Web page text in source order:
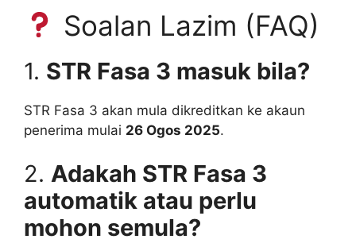
Soalan Lazim (FAQ)
1. STR Fasa 3 masuk bila?
STR Fasa 3 akan mula dikreditkan ke akaun
penerima mulai 26 Ogos 2025.
2. Adakah STR Fasa 3
automatik atau perlu
mohon semula?